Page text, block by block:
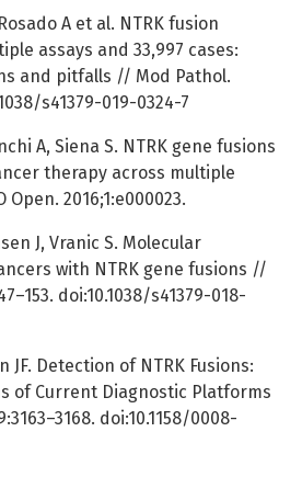
A et al. NTRK fusion
assays and 33,997 cases:
and pitfalls // Mod Pathol.
s41379-019-0324-7
A, Siena S. NTRK gene fusions
therapy across multiple
2016;1:e000023.
J, Vranic S. Molecular
with NTRK gene fusions //
doi:10.1038/s41379-018-
JF. Detection of NTRK Fusions:
of Current Diagnostic Platforms
doi:10.1158/0008-